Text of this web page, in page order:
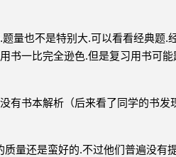
量也不是特别大.可以看看经典题.
书一比完全逊色.但是复习用书可能
有书本解析（后来看了同学的书发
量还是蛮好的.不过他们普遍没有